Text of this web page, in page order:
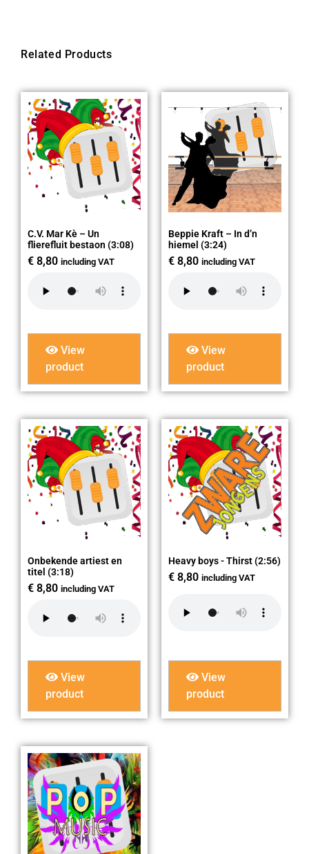
Related Products
C.V. Mar Kè – Un
flierefluit bestaon (3:08)
€ 8,80 including VAT
View
product
Beppie Kraft – In d’n
hiemel (3:24)
€ 8,80 including VAT
View
product
Onbekende artiest en
titel (3:18)
€ 8,80 including VAT
View
product
Heavy boys - Thirst (2:56)
€ 8,80 including VAT
View
product